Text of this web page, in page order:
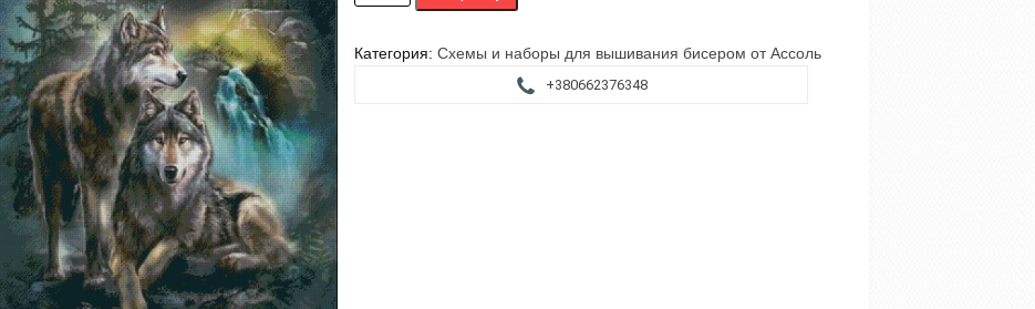
товара
для
Категория:Схемы и наборы для вышивания бисером от Ассоль
+380662376348